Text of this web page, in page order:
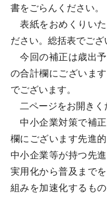
書をごらんください。
表紙をおめくりいた
ださい。総括表でござ
今回の補正は歳出
の合計欄にございま
でございます。
二ページをお開きく
中小企業対策で補
欄にございます先進
中小企業等が持つ先
実用化から普及まで
組みを加速化するも